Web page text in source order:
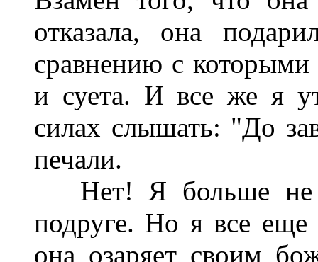
отказала, она
сравнению с
и суета. И все же я
силах слышать: "До
печали.
Нет! Я больше не
подруге. Но я все
она озаряет своим